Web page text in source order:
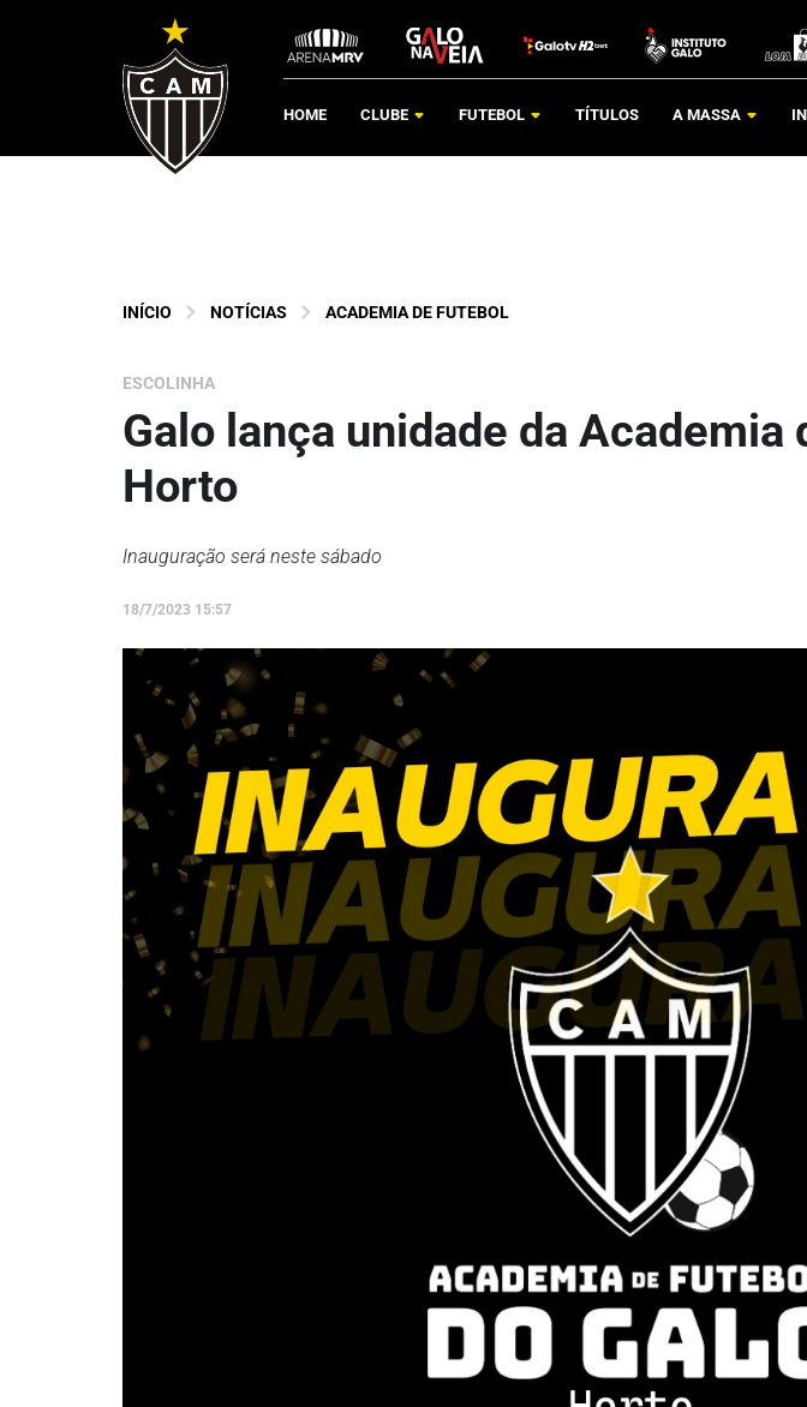
HOME CLUBE FUTEBOL TÍTULOS A MASSA
INÍCIO NOTÍCIAS ACADEMIA DE FUTEBOL
ESCOLINHA
Galo lança unidade da Academia
Horto
Inauguração será neste sábado
18/7/2023 15:57